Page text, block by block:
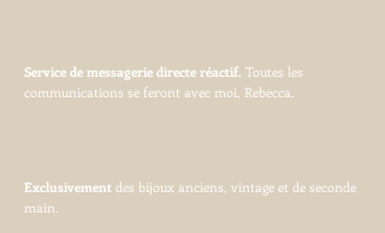
Service de messagerie directe réactif. Toutes les
communications se feront avec moi, Rebecca.
Exclusivement des bijoux anciens, vintage et de seconde
main.